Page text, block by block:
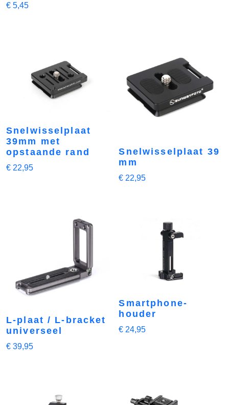
€ 5,45
Snelwisselplaat
39mm met
opstaande rand
€ 22,95
Snelwisselplaat 39
mm
€ 22,95
L-plaat / L-bracket
universeel
€ 39,95
Smartphone-
houder
€ 24,95